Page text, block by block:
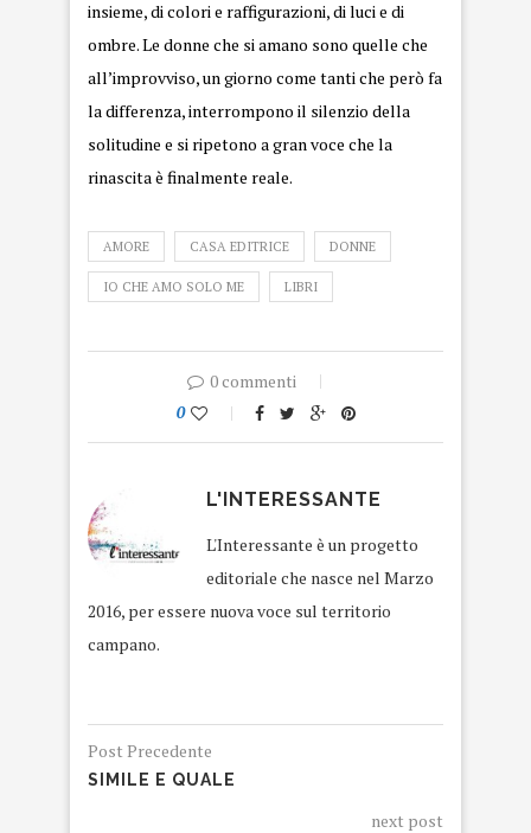
insieme, di colori e raffigurazioni, di luci e di
ombre. Le donne che si amano sono quelle che
all’improvviso, un giorno come tanti che però fa
la differenza, interrompono il silenzio della
solitudine e si ripetono a gran voce che la
rinascita è finalmente reale.
AMORE CASA EDITRICE DONNE
IO CHE AMO SOLO ME LIBRI
0 commenti
0
L'INTERESSANTE
L'Interessante è un progetto
editoriale che nasce nel Marzo
2016, per essere nuova voce sul territorio
campano.
Post Precedente
SIMILE E QUALE
next post